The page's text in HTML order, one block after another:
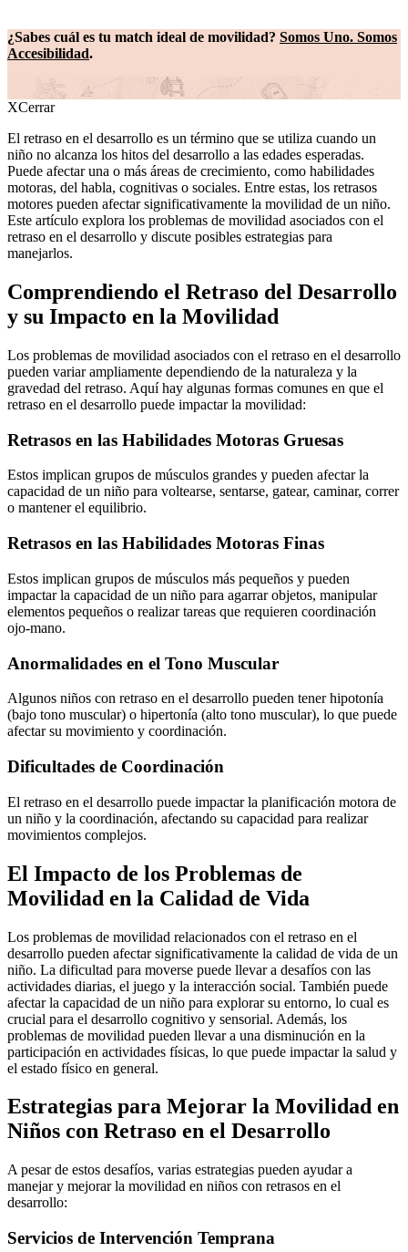
¿Sabes cuál es tu match ideal de movilidad? Somos Uno. Somos
Accesibilidad.
XCerrar
El retraso en el desarrollo es un término que se utiliza cuando un
niño no alcanza los hitos del desarrollo a las edades esperadas.
Puede afectar una o más áreas de crecimiento, como habilidades
motoras, del habla, cognitivas o sociales. Entre estas, los retrasos
motores pueden afectar significativamente la movilidad de un niño.
Este artículo explora los problemas de movilidad asociados con el
retraso en el desarrollo y discute posibles estrategias para
manejarlos.
Comprendiendo el Retraso del Desarrollo
y su Impacto en la Movilidad
Los problemas de movilidad asociados con el retraso en el desarrollo
pueden variar ampliamente dependiendo de la naturaleza y la
gravedad del retraso. Aquí hay algunas formas comunes en que el
retraso en el desarrollo puede impactar la movilidad:
Retrasos en las Habilidades Motoras Gruesas
Estos implican grupos de músculos grandes y pueden afectar la
capacidad de un niño para voltearse, sentarse, gatear, caminar, correr
o mantener el equilibrio.
Retrasos en las Habilidades Motoras Finas
Estos implican grupos de músculos más pequeños y pueden
impactar la capacidad de un niño para agarrar objetos, manipular
elementos pequeños o realizar tareas que requieren coordinación
ojo-mano.
Anormalidades en el Tono Muscular
Algunos niños con retraso en el desarrollo pueden tener hipotonía
(bajo tono muscular) o hipertonía (alto tono muscular), lo que puede
afectar su movimiento y coordinación.
Dificultades de Coordinación
El retraso en el desarrollo puede impactar la planificación motora de
un niño y la coordinación, afectando su capacidad para realizar
movimientos complejos.
El Impacto de los Problemas de
Movilidad en la Calidad de Vida
Los problemas de movilidad relacionados con el retraso en el
desarrollo pueden afectar significativamente la calidad de vida de un
niño. La dificultad para moverse puede llevar a desafíos con las
actividades diarias, el juego y la interacción social. También puede
afectar la capacidad de un niño para explorar su entorno, lo cual es
crucial para el desarrollo cognitivo y sensorial. Además, los
problemas de movilidad pueden llevar a una disminución en la
participación en actividades físicas, lo que puede impactar la salud y
el estado físico en general.
Estrategias para Mejorar la Movilidad en
Niños con Retraso en el Desarrollo
A pesar de estos desafíos, varias estrategias pueden ayudar a
manejar y mejorar la movilidad en niños con retrasos en el
desarrollo:
Servicios de Intervención Temprana